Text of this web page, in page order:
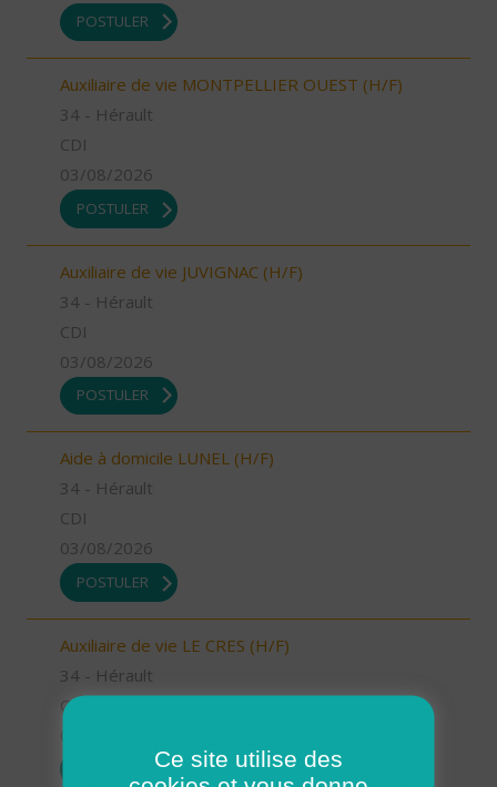
POSTULER
Auxiliaire de vie MONTPELLIER OUEST (H/F)
34 - Hérault
CDI
03/08/2026
POSTULER
Auxiliaire de vie JUVIGNAC (H/F)
34 - Hérault
CDI
03/08/2026
POSTULER
Aide à domicile LUNEL (H/F)
34 - Hérault
CDI
03/08/2026
POSTULER
Auxiliaire de vie LE CRES (H/F)
34 - Hérault
CDI
Ce site utilise des